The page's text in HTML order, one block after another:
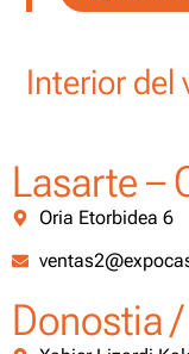
Interior del
Lasarte –
Oria Etorbidea 6
Donostia